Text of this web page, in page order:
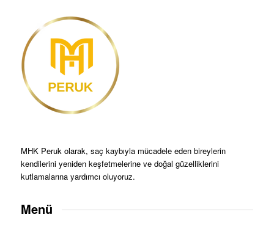
MHK Peruk olarak, saç kaybıyla mücadele eden bireylerin
kendilerini yeniden keşfetmelerine ve doğal güzelliklerini
kutlamalarına yardımcı oluyoruz.
Menü